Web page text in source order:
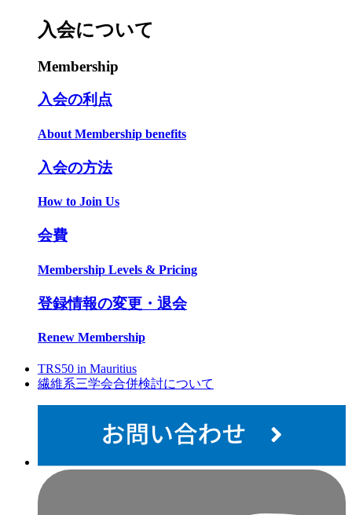
入会について
Membership
入会の利点
About Membership benefits
入会の方法
How to Join Us
会費
Membership Levels & Pricing
登録情報の変更・退会
Renew Membership
TRS50 in Mauritius
繊維系三学会合併検討について